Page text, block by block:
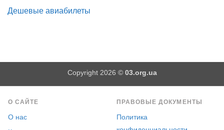
Дешевые авиабилеты
Copyright 2026 © 03.org.ua
О САЙТЕ
О нас
ПРАВОВЫЕ ДОКУМЕНТЫ
Политика